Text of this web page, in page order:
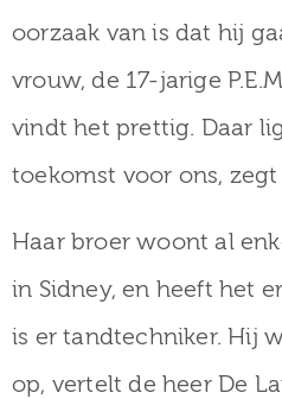
oorzaak van is dat hij
vrouw, de 17-jarige
vindt het prettig. Daar
toekomst voor ons,
Haar broer woont al
in Sidney, en heeft het
is er tandtechniker. Hij
op, vertelt de heer De